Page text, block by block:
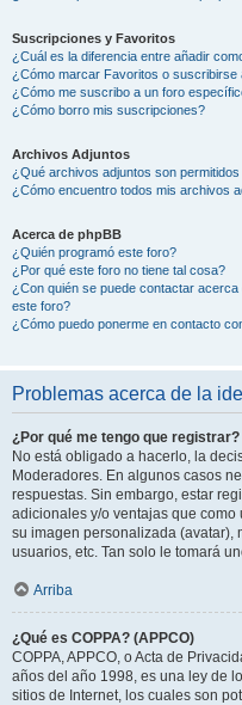
Suscripciones y Favoritos
¿Cuál es la diferencia entre añadir
¿Cómo marcar Favoritos o
¿Cómo me suscribo a un foro
¿Cómo borro mis suscripciones?
Archivos Adjuntos
¿Qué archivos adjuntos son
¿Cómo encuentro todos mis archivos
Acerca de phpBB
¿Quién programó este foro?
¿Por qué este foro no tiene tal cosa?
¿Con quién se puede contactar
este foro?
¿Cómo puedo ponerme en contacto
Problemas acerca de la
¿Por qué me tengo que registrar?
No está obligado a hacerlo, la
Moderadores. En algunos casos
respuestas. Sin embargo, estar
adicionales y/o ventajas que
su imagen personalizada (avatar),
usuarios, etc. Tan solo le tomará
Arriba
¿Qué es COPPA? (APPCO)
COPPA, APPCO, o Acta de
años del año 1998, es una ley de
sitios de Internet, los cuales son